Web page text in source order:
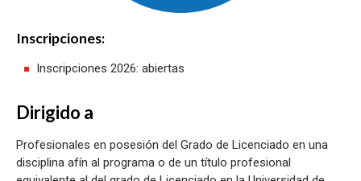
Inscripciones:
Inscripciones 2026: abiertas
Dirigido a
Profesionales en posesión del Grado de Licenciado en una
disciplina afín al programa o de un título profesional